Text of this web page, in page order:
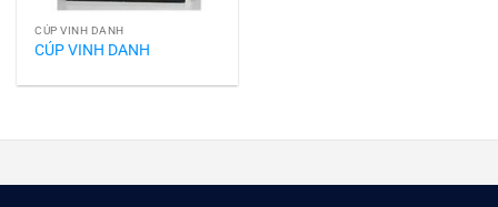
CÚP VINH DANH
CÚP VINH DANH